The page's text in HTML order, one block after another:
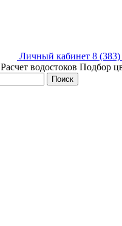
Личный кабинет 8
Расчет водостоков Подбор